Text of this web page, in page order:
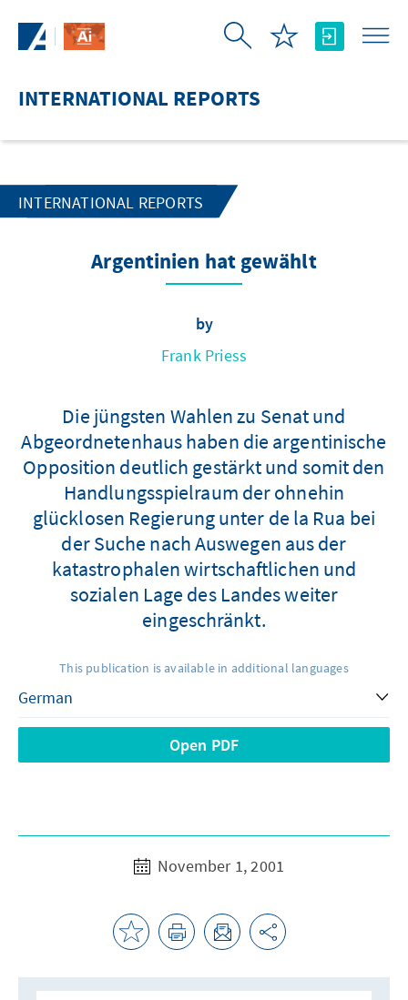
INTERNATIONAL REPORTS
INTERNATIONAL REPORTS
Argentinien hat gewählt
by
Frank Priess
Die jüngsten Wahlen zu Senat und
Abgeordnetenhaus haben die argentinische
Opposition deutlich gestärkt und somit den
Handlungsspielraum der ohnehin
glücklosen Regierung unter de la Rua bei
der Suche nach Auswegen aus der
katastrophalen wirtschaftlichen und
sozialen Lage des Landes weiter
eingeschränkt.
This publication is available in additional languages
Open PDF
November 1, 2001